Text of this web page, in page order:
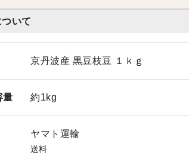
いて
京丹波産 黒豆枝豆 １ｋｇ
量 約1kg
ヤマト運輸
送料